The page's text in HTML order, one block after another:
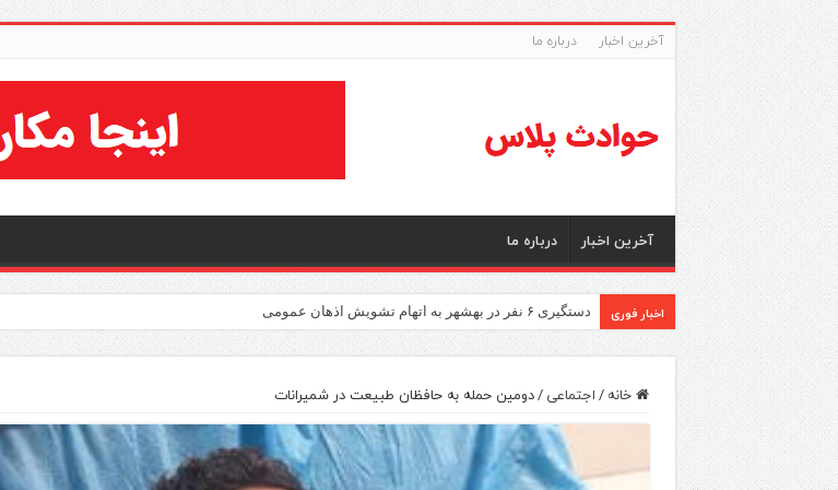
آخرین اخبار درباره ما
آخرین اخبار درباره ما
اخبار فوری دستگیری ۶ نفر در بهشهر به اتهام تشویش اذهان عمومی
خانه /اجتماعی /دومین حمله به حافظان طبیعت در شمیرانات